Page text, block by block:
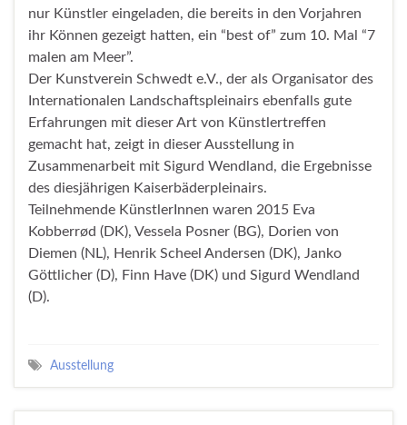
nur Künstler eingeladen, die bereits in den Vorjahren
ihr Können gezeigt hatten, ein “best of” zum 10. Mal “7
malen am Meer”.
Der Kunstverein Schwedt e.V., der als Organisator des
Internationalen Landschaftspleinairs ebenfalls gute
Erfahrungen mit dieser Art von Künstlertreffen
gemacht hat, zeigt in dieser Ausstellung in
Zusammenarbeit mit Sigurd Wendland, die Ergebnisse
des diesjährigen Kaiserbäderpleinairs.
Teilnehmende KünstlerInnen waren 2015 Eva
Kobberrød (DK), Vessela Posner (BG), Dorien von
Diemen (NL), Henrik Scheel Andersen (DK), Janko
Göttlicher (D), Finn Have (DK) und Sigurd Wendland
(D).
Ausstellung